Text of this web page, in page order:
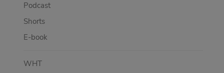
Podcast
Shorts
E-book
WHT